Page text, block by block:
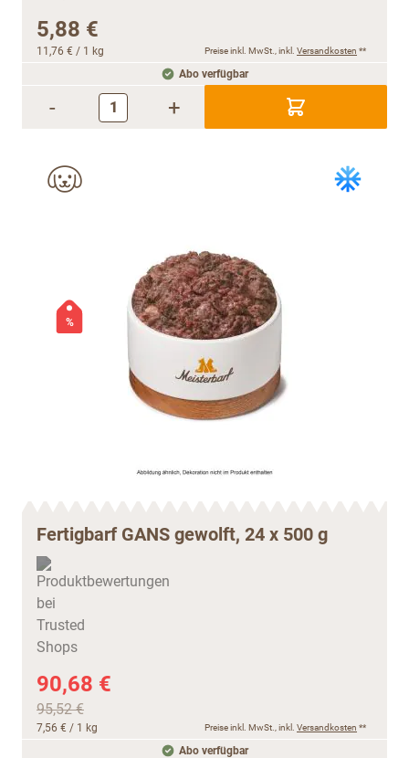
5,88 €
11,76 € / 1 kg Preise inkl. MwSt., inkl. Versandkosten **
Abo verfügbar
- +
%
Fertigbarf GANS gewolft, 24 x 500 g
90,68 €
95,52 €
7,56 € / 1 kg Preise inkl. MwSt., inkl. Versandkosten **
Abo verfügbar